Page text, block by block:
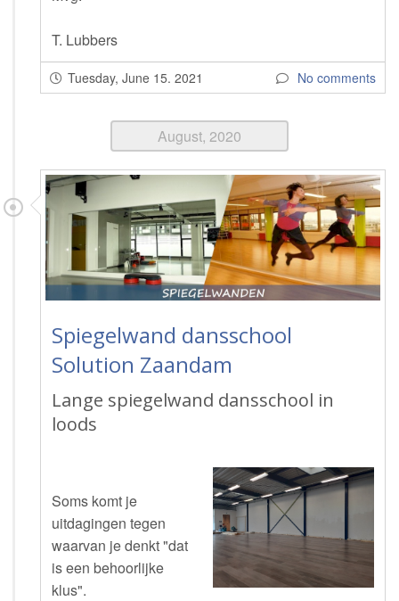
T. Lubbers
Tuesday, June 15. 2021 No comments
August, 2020
Spiegelwand dansschool
Solution Zaandam
Lange spiegelwand dansschool in
loods
Soms komt je
uitdagingen tegen
waarvan je denkt "dat
is een behoorlijke
klus".